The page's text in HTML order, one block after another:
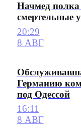
Начмед
смертельные
20:29
8 АВГ
Германию
под Одессой
16:11
8 АВГ